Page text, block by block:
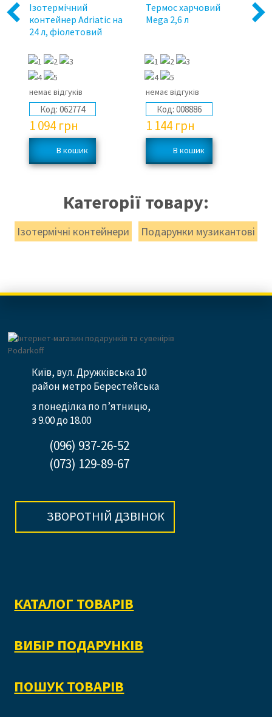
PreviousІзотермічний
контейнер Adriatic на
24 л, фіолетовий
немає відгуків
Код: 062774
1 094 грн
Термос харчовий
Mega 2,6 л
немає відгуків
Код: 008886
1 144 грн
Next
Категорії товару:
Ізотермічні контейнери Подарунки музикантові
Київ, вул. Дружківська 10
район метро Берестейська
з понеділка по п’ятницю,
з 9.00 до 18.00
(096) 937-26-52
(073) 129-89-67
ЗВОРОТНІЙ ДЗВІНОК
КАТАЛОГ ТОВАРІВ
ВИБІР ПОДАРУНКІВ
ПОШУК ТОВАРІВ